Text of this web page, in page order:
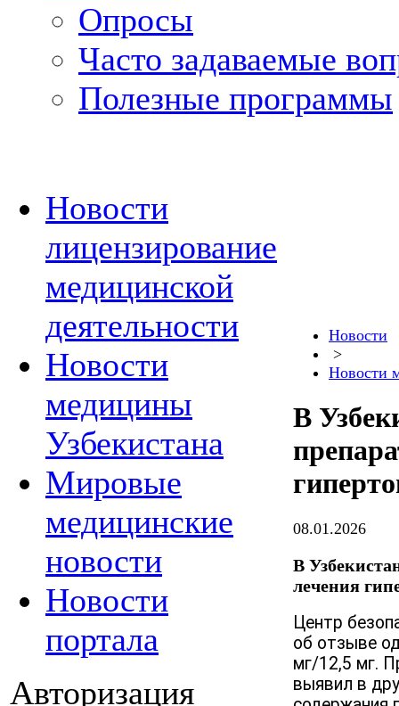
Опросы
Часто задаваемые
Полезные программы
Новости
лицензирование
медицинской
деятельности
Новости
медицины
Узбекистана
Мировые
медицинские
новости
Новости
портала
Авторизация
Новости
>
Новости
В
08.01.2026
В
лечения
Центр
об отзыве
мг/12,5 мг.
выявил в